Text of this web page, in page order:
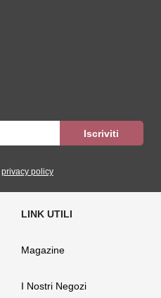
privacy policy
Magazine
I Nostri Negozi